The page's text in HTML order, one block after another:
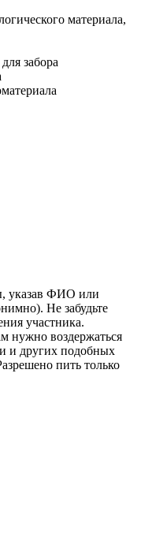
материала,
забора
указав ФИО или
Не забудьте
участника.
нужно воздержаться
и других подобных
пить только